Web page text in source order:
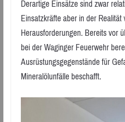
Derartige Einsätze sind zwar
Einsatzkräfte aber in der
Herausforderungen. Bereits vor
bei der Waginger Feuerwehr
Ausrüstungsgegenstände für
Mineralölunfälle beschafft.